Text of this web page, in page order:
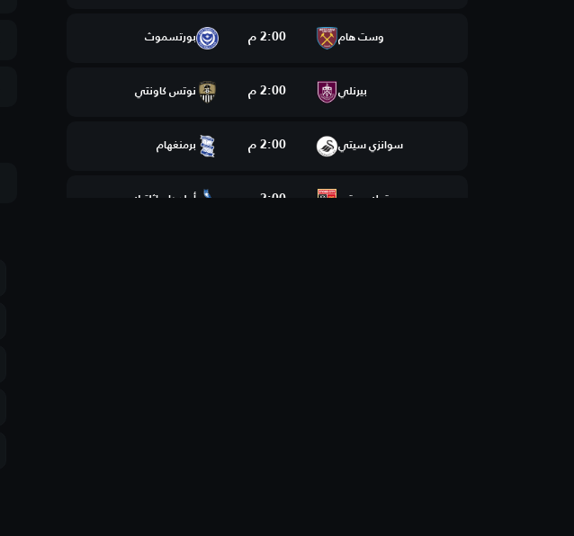
وست هام 2:00 م بورتسموث
بيرنلي 2:00 م نوتس كاونتي
سوانزي سيتي 2:00 م برمنغهام
ستوك سيتي 2:00 م أولدهام اثلتيك